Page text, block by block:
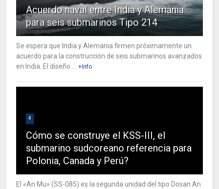
Acuerdo naval entre India y Alemania
para seis submarinos Tipo 214
Se espera que India y Alemania firmen próximamente un
acuerdo para la construcción de seis submarinos avanzados
en India. El diseño ...
+Info
4
Cómo se construye el KSS-III, el
submarino sudcoreano referencia para
Polonia, Canada y Perú?
El «An Mu» (SS-085) es la segunda unidad del tipo Dosan An